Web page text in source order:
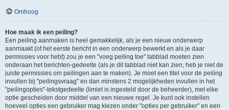
Omhoog
Hoe maak ik een peiling?
Een peiling aanmaken is heel gemakkelijk, als je een nieuw onderwerp
aanmaakt (of het eerste bericht in een onderwerp bewerkt en als je daar
permissies voor hebt) zou je een "voeg peiling toe" tabblad moeten zien
onderaan het berichten-gedeelte (als je dit tabblad niet kan zien, heb je niet de
juiste permissies om peilingen aan te maken). Je moet een titel voor de peiling
invullen bij "peilingsvraag" en dan minstens 2 mogelijkheden invullen in het
"peilingopties"-tekstgedeelte (limiet is ingesteld door de beheerder), met elke
optie gescheiden door middel van een nieuwe regel. Je kunt ook instellen
hoeveel opties een gebruiker mag kiezen onder "opties per gebruiker" en een